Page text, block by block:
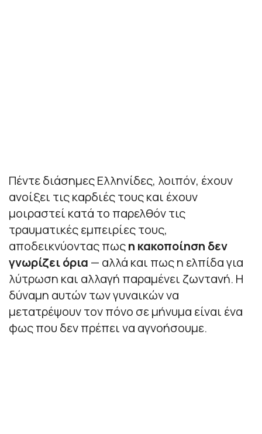
Πέντε διάσημες Ελληνίδες, λοιπόν, έχουν
ανοίξει τις καρδιές τους και έχουν
μοιραστεί κατά το παρελθόν τις
τραυματικές εμπειρίες τους,
αποδεικνύοντας πωςη κακοποίηση δεν
γνωρίζει όρια — αλλά και πως η ελπίδα για
λύτρωση και αλλαγή παραμένει ζωντανή. Η
δύναμη αυτών των γυναικών να
μετατρέψουν τον πόνο σε μήνυμα είναι ένα
φως που δεν πρέπει να αγνοήσουμε.